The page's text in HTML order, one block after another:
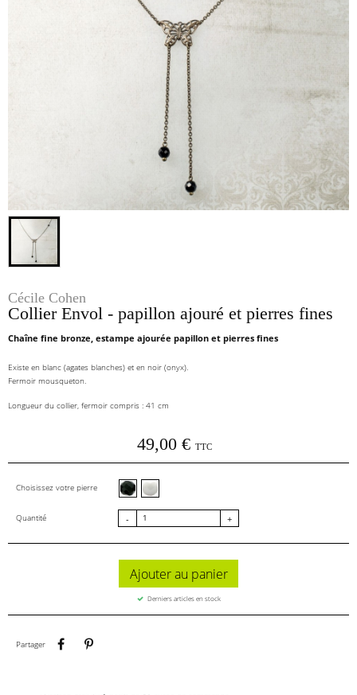
Cécile Cohen
Collier Envol - papillon ajouré et pierres fines
Chaîne fine bronze, estampe ajourée papillon et pierres fines
Existe en blanc (agates blanches) et en noir (onyx).
Fermoir mousqueton.
Longueur du collier, fermoir compris : 41 cm
49,00 € TTC
Choisissez votre pierre Onyx facettesAgate blanche facettes
Quantité - +
Ajouter au panier
Derniers articles en stock
Partager
Partager